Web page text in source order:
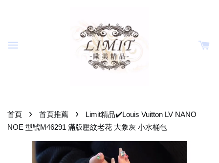
首頁 › 首頁推薦 ›
Limit精品✔️Louis Vuitton LV NANO
NOE 型號M46291 滿版壓紋老花 大象灰 小水桶包